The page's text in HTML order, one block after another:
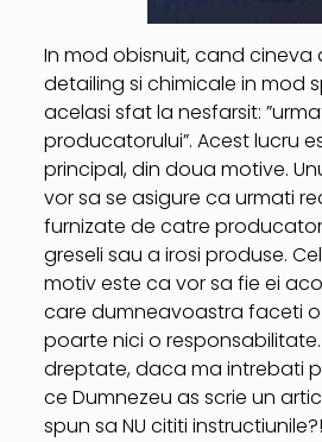
In mod obisnuit, cand cineva
detailing si chimicale in mod
acelasi sfat la nesfarsit:
producatorului”. Acest lucru
principal, din doua motive.
vor sa se asigure ca urmati
furnizate de catre
greseli sau a irosi produse.
motiv este ca vor sa fie ei
care dumneavoastra faceti o
poarte nici o
dreptate, daca ma intrebati
ce Dumnezeu as scrie un
spun sa NU cititi instructiunile?!